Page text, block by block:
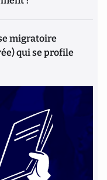
migratoire
qui se profile